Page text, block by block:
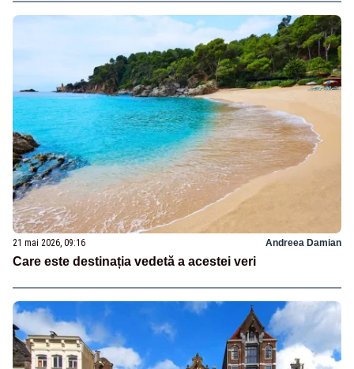
21 mai 2026, 09:16 Andreea Damian
Care este destinația vedetă a acestei veri